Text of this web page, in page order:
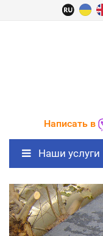
Написать в
Наши услуги